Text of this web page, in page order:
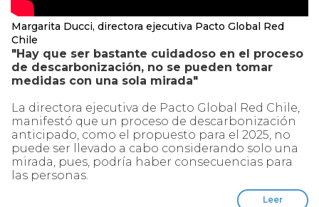
Margarita Ducci, directora ejecutiva Pacto Global Red
Chile
"Hay que ser bastante cuidadoso en el proceso
de descarbonización, no se pueden tomar
medidas con una sola mirada"
La directora ejecutiva de Pacto Global Red Chile,
manifestó que un proceso de descarbonización
anticipado, como el propuesto para el 2025, no
puede ser llevado a cabo considerando solo una
mirada, pues, podría haber consecuencias para
las personas.
Leer